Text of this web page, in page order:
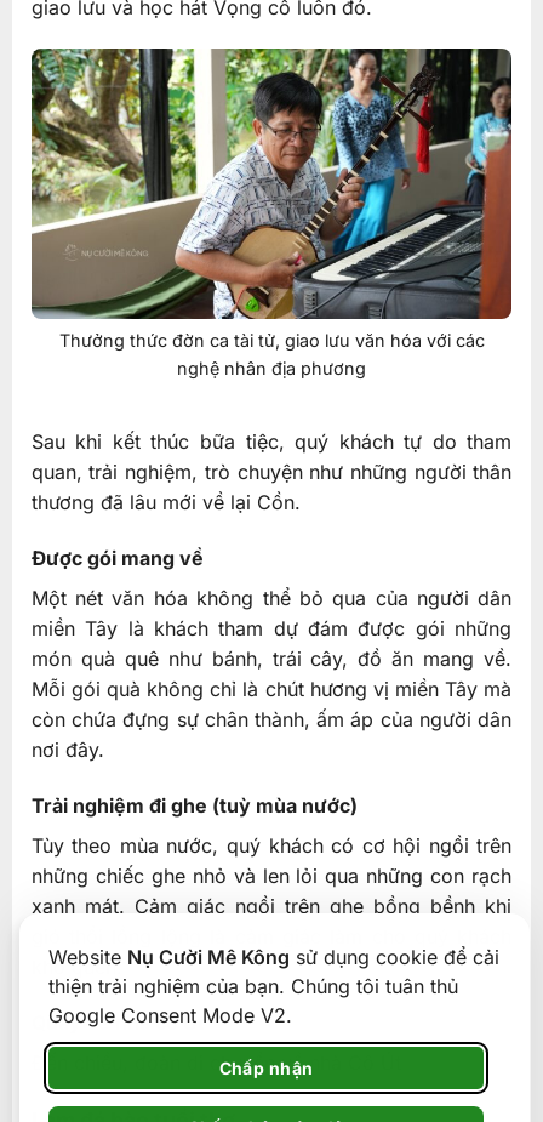
Website Nụ Cười Mê Kông sử dụng cookie để cải
thiện trải nghiệm của bạn. Chúng tôi tuân thủ
Google Consent Mode V2.
Chấp nhận
giao lưu và học hát Vọng cổ luôn đó.
Thưởng thức đờn ca tài tử, giao lưu văn hóa với các
nghệ nhân địa phương
Sau khi kết thúc bữa tiệc, quý khách tự do tham
quan, trải nghiệm, trò chuyện như những người thân
thương đã lâu mới về lại Cồn.
Được gói mang về
Một nét văn hóa không thể bỏ qua của người dân
miền Tây là khách tham dự đám được gói những
món quà quê như bánh, trái cây, đồ ăn mang về.
Mỗi gói quà không chỉ là chút hương vị miền Tây mà
còn chứa đựng sự chân thành, ấm áp của người dân
nơi đây.
Trải nghiệm đi ghe (tuỳ mùa nước)
Tùy theo mùa nước, quý khách có cơ hội ngồi trên
những chiếc ghe nhỏ và len lỏi qua những con rạch
xanh mát. Cảm giác ngồi trên ghe bồng bềnh khi
khó quên.
Quay về nhà cô Út
Đến chiều, đoàn di chuyển về nhà Cô Út